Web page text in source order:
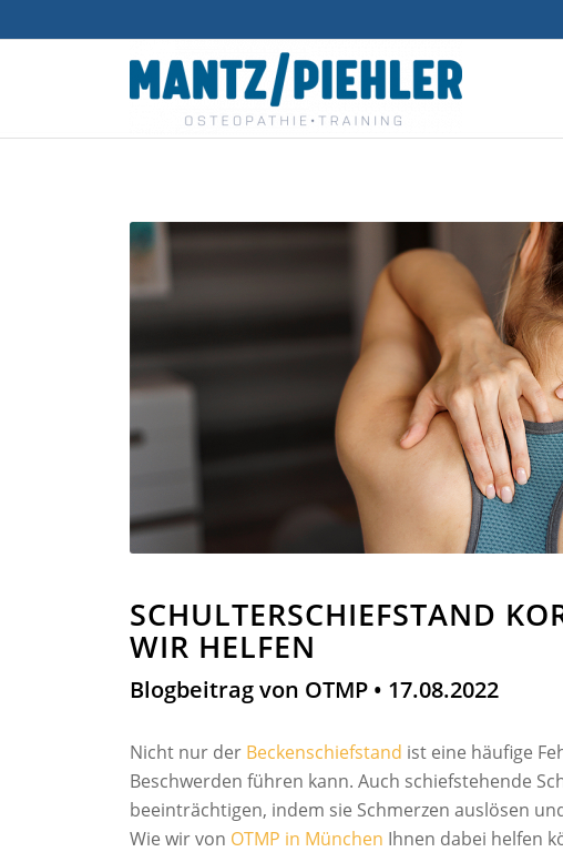
SCHULTER­SCHIEF­STAND
WIR HELFEN
Blogbeitrag von OTMP • 17.08.2022
Nicht nur der Beckenschiefstand ist eine häufige
Beschwerden führen kann. Auch schiefstehende
beeinträchtigen, indem sie Schmerzen auslösen
Wie wir von OTMP in München Ihnen dabei helfen